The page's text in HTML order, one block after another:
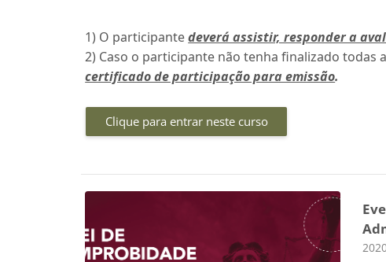
1) O participantedeverá assistir, responder a
2) Caso o participante não tenha finalizado todas
certificado de participação para emissão.
Clique para entrar neste curso